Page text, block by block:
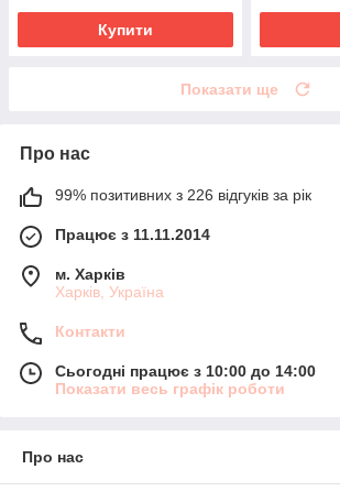
Купити
Показати ще
Про нас
99% позитивних з 226 відгуків за рік
Працює з 11.11.2014
м. Харків
Харків, Україна
Контакти
Сьогодні працює з 10:00 до 14:00
Показати весь графік роботи
Про нас